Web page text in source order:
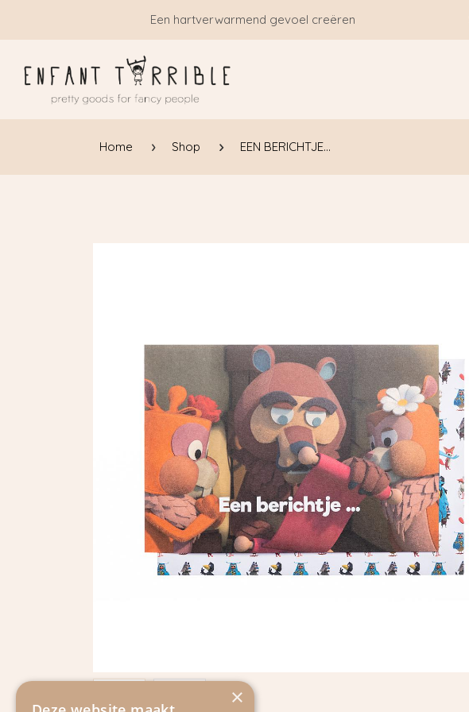
Een hartverwarmend gevoel creëren
Home Shop EEN BERICHTJE...
×